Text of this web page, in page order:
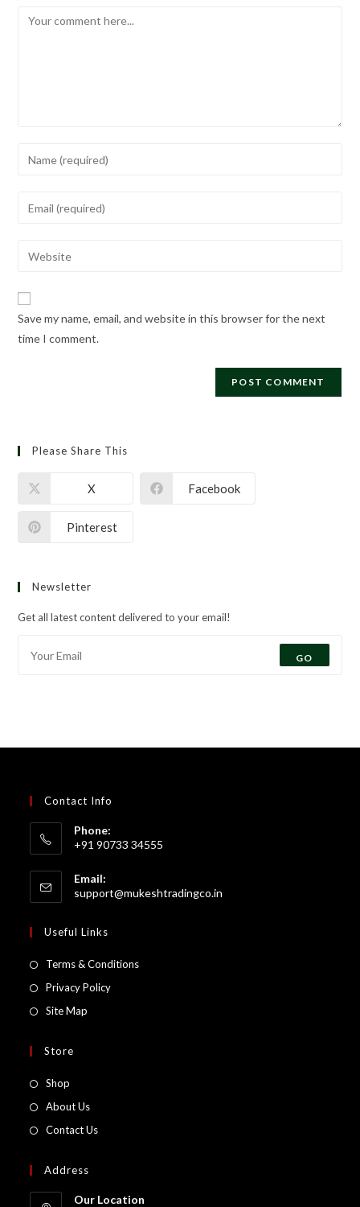
Save my name, email, and website in this browser for the next
time I comment.
Please Share This
X Facebook
Pinterest
Newsletter
Get all latest content delivered to your email!
GO
Contact Info
Phone:
+91 90733 34555
Email:
support@mukeshtradingco.in
Useful Links
Terms & Conditions
Privacy Policy
Site Map
Store
Shop
About Us
Contact Us
Address
Our Location